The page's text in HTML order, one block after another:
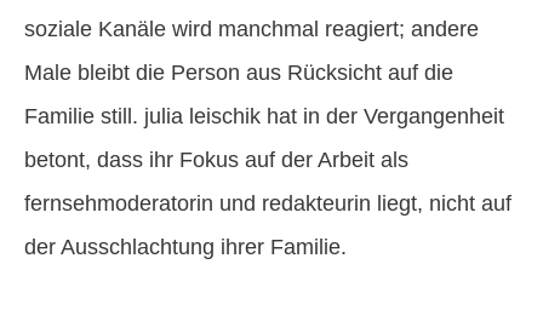
soziale Kanäle wird manchmal reagiert; andere
Male bleibt die Person aus Rücksicht auf die
Familie still. julia leischik hat in der Vergangenheit
betont, dass ihr Fokus auf der Arbeit als
fernsehmoderatorin und redakteurin liegt, nicht auf
der Ausschlachtung ihrer Familie.